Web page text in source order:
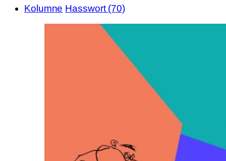
Kolumne Hasswort (70)